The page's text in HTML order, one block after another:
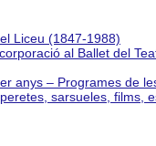
Liceu (1847-1988)
al Ballet del
anys – Programes de
sarsueles, films,